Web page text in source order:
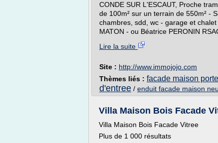
CONDE SUR L'ESCAUT, Proche
de 100m² sur un terrain de 550m² -
chambres, sdd, wc - garage et
MATON - ou Béatrice PERONIN
Lire la suite
Site : http://www.immojojo.com
Thèmes liés : facade maison
d'entree / enduit facade maison
Villa Maison Bois Facade
Villa Maison Bois Facade Vitree
Plus de 1 000 résultats